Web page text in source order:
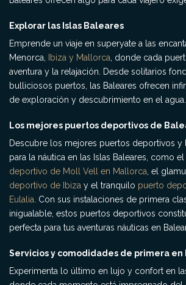
Explorar las Islas Baleares
Emprende un viaje en superyate a las
Menorca,
Ibiza y Mallorca , donde cada
aventura y la relajación. Desde solitarios
bulliciosos puertos, las Baleares ofrecen
de exploración y descubrimiento en el agua.
Los mejores puertos deportivos de
Descubre los mejores puertos deportivos y
para la náutica en las Islas Baleares, como
deportivo de Moll Vell en Mallorca , el
deportivo de Ibiza y el tranquilo puerto
Eulalia . Con sus instalaciones de primera
inigualable, estos puertos deportivos
perfecta para tus aventuras náuticas en
Servicios y comodidades de primera en
Experimenta lo último en lujo y confort en